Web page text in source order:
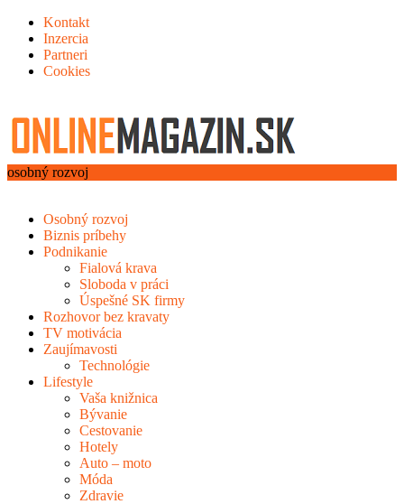
Kontakt
Inzercia
Partneri
Cookies
osobný rozvoj
Osobný rozvoj
Biznis príbehy
Podnikanie
Fialová krava
Sloboda v práci
Úspešné SK firmy
Rozhovor bez kravaty
TV motivácia
Zaujímavosti
Technológie
Lifestyle
Vaša knižnica
Bývanie
Cestovanie
Hotely
Auto – moto
Móda
Zdravie